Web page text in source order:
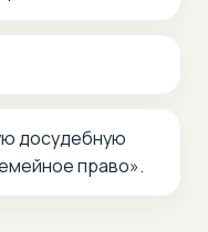
досудебную
право».